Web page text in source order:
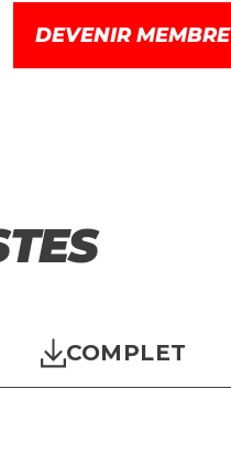
DEVENIR MEMBRE
COMPLET